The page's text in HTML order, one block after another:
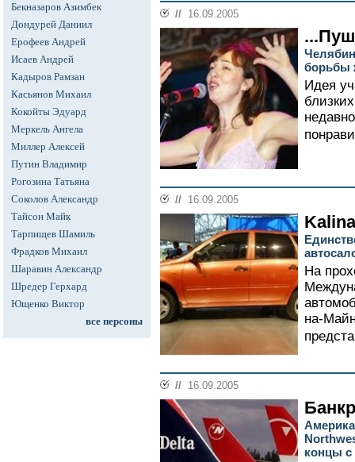
Бекназаров Азимбек
Дондурей Даниил
Ерофеев Андрей
Исаев Андрей
Кадыров Рамзан
Касьянов Михаил
Кокойты Эдуард
Меркель Ангела
Миллер Алексей
Путин Владимир
Рогозина Татьяна
Соколов Александр
Тайсон Майк
Тарпищев Шамиль
Фрадков Михаил
Шаравин Александр
Шредер Герхард
Ющенко Виктор
все персоны
// 16.09.2005
борьбы
Идея
// 16.09.2005
На
на-
// 16.09.2005
концы с